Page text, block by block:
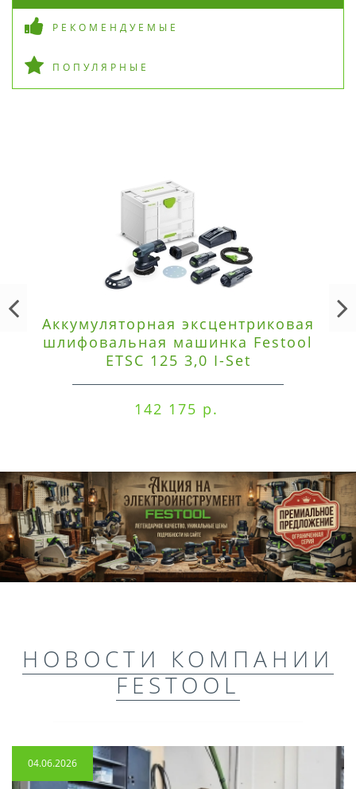
РЕКОМЕНДУЕМЫЕ
ПОПУЛЯРНЫЕ
Аккумуляторная эксцентриковая
шлифовальная машинка Festool
ETSC 125 3,0 I-Set
142 175 р.
НОВОСТИ КОМПАНИИ
FESTOOL
04.06.2026